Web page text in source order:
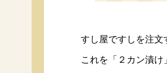
すし屋ですしを注文
これを「２カン漬け